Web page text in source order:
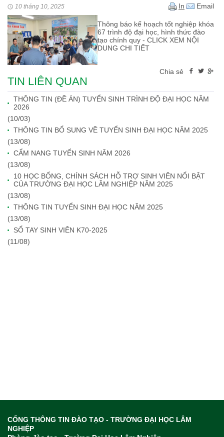
10 tháng 10, 2025 In Email
Thông báo kế hoạch tốt nghiệp khóa
67 trình độ đại học, hình thức đào
tạo chính quy - CLICK XEM NỘI
DUNG CHI TIẾT
Chia sẻ
TIN LIÊN QUAN
THÔNG TIN (ĐỀ ÁN) TUYỂN SINH TRÌNH ĐỘ ĐẠI HỌC NĂM
2026
(10/03)
THÔNG TIN BỔ SUNG VỀ TUYỂN SINH ĐẠI HỌC NĂM 2025
(13/08)
CẨM NANG TUYỂN SINH NĂM 2026
(13/08)
10 HỌC BỔNG, CHÍNH SÁCH HỖ TRỢ SINH VIÊN NỔI BẬT
CỦA TRƯỜNG ĐẠI HỌC LÂM NGHIỆP NĂM 2025
(13/08)
THÔNG TIN TUYỂN SINH ĐẠI HỌC NĂM 2025
(13/08)
SỔ TAY SINH VIÊN K70-2025
(11/08)
CỔNG THÔNG TIN ĐÀO TẠO - TRƯỜNG ĐẠI HỌC LÂM
NGHIỆP